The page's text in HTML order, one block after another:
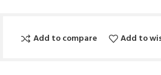
Add to compare Add to